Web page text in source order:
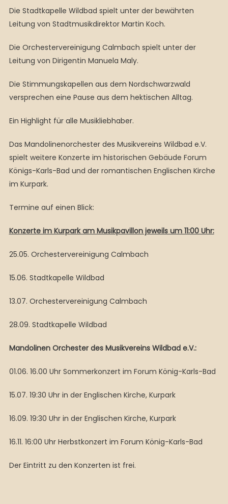
Die Stadtkapelle Wildbad spielt unter der bewährten
Leitung von Stadtmusikdirektor Martin Koch.
Die Orchestervereinigung Calmbach spielt unter der
Leitung von Dirigentin Manuela Maly.
Die Stimmungskapellen aus dem Nordschwarzwald
versprechen eine Pause aus dem hektischen Alltag.
Ein Highlight für alle Musikliebhaber.
Das Mandolinenorchester des Musikvereins Wildbad e.V.
spielt weitere Konzerte im historischen Gebäude Forum
Königs-Karls-Bad und der romantischen Englischen Kirche
im Kurpark.
Termine auf einen Blick:
Konzerte im Kurpark am Musikpavillon jeweils um 11:00 Uhr:
25.05. Orchestervereinigung Calmbach
15.06. Stadtkapelle Wildbad
13.07. Orchestervereinigung Calmbach
28.09. Stadtkapelle Wildbad
Mandolinen Orchester des Musikvereins Wildbad e.V.:
01.06. 16.00 Uhr Sommerkonzert im Forum König-Karls-Bad
15.07. 19:30 Uhr in der Englischen Kirche, Kurpark
16.09. 19:30 Uhr in der Englischen Kirche, Kurpark
16.11. 16:00 Uhr Herbstkonzert im Forum König-Karls-Bad
Der Eintritt zu den Konzerten ist frei.